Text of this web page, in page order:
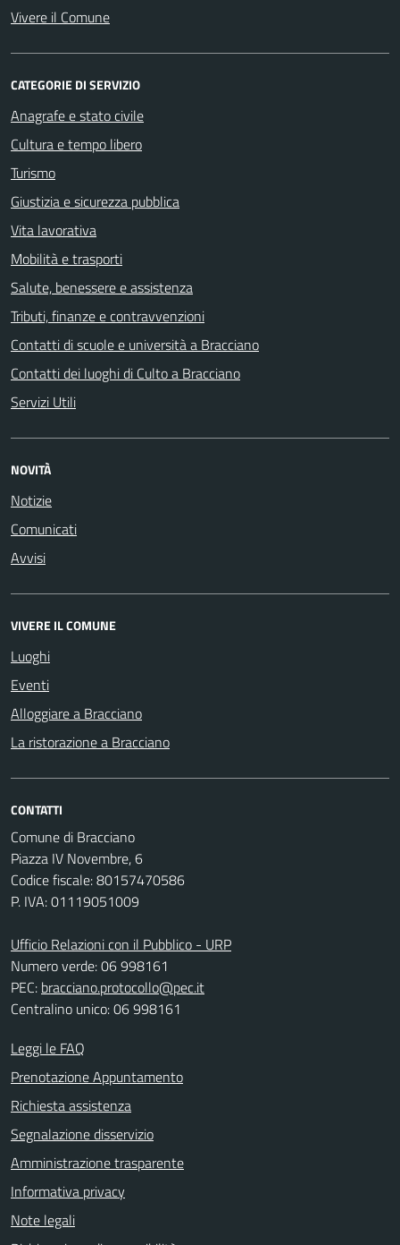
Vivere il Comune
CATEGORIE DI SERVIZIO
Anagrafe e stato civile
Cultura e tempo libero
Turismo
Giustizia e sicurezza pubblica
Vita lavorativa
Mobilità e trasporti
Salute, benessere e assistenza
Tributi, finanze e contravvenzioni
Contatti di scuole e università a Bracciano
Contatti dei luoghi di Culto a Bracciano
Servizi Utili
NOVITÀ
Notizie
Comunicati
Avvisi
VIVERE IL COMUNE
Luoghi
Eventi
Alloggiare a Bracciano
La ristorazione a Bracciano
CONTATTI
Comune di Bracciano
Piazza IV Novembre, 6
Codice fiscale: 80157470586
P. IVA: 01119051009
Ufficio Relazioni con il Pubblico - URP
Numero verde: 06 998161
PEC: bracciano.protocollo@pec.it
Centralino unico: 06 998161
Leggi le FAQ
Prenotazione Appuntamento
Richiesta assistenza
Segnalazione disservizio
Amministrazione trasparente
Informativa privacy
Note legali